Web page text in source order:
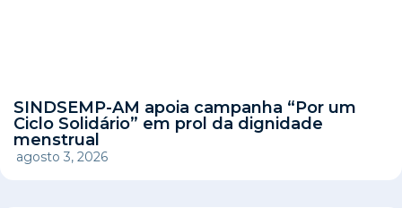
SINDSEMP-AM apoia campanha “Por um
Ciclo Solidário” em prol da dignidade
menstrual
agosto 3, 2026